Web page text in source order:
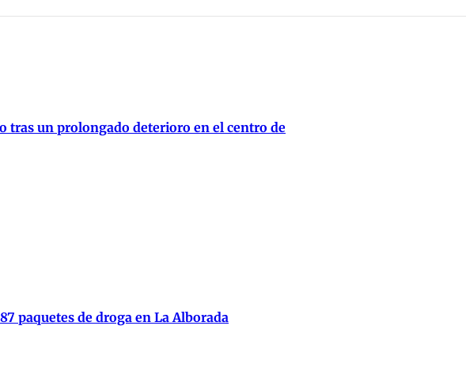
tras un prolongado deterioro en el centro de
paquetes de droga en La Alborada